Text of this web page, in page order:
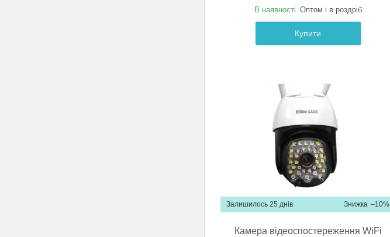
В наявності Оптом і в роздріб
Купити
–10%
Залишилось 25 днів
Камера відеоспостереження WiFi